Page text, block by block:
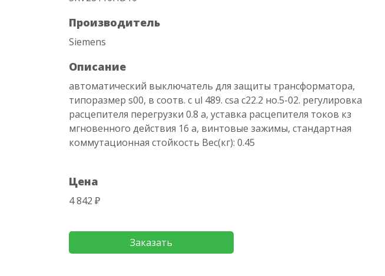
Производитель
Siemens
Описание
автоматический выключатель для защиты трансформатора,
типоразмер s00, в соотв. с ul 489. csa c22.2 но.5-02. регулировка
расцепителя перегрузки 0.8 a, уставка расцепителя токов кз
мгновенного действия 16 a, винтовые зажимы, стандартная
коммутационная стойкость Вес(кг): 0.45
Цена
4 842 ₽
Заказать